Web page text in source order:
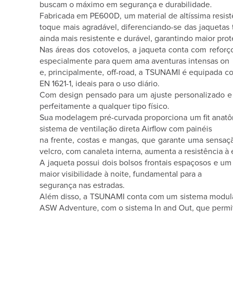
buscam o máximo em segurança e durabilidade.
Fabricada em PE600D, um material de altíssima
toque mais agradável, diferenciando-se das
ainda mais resistente e durável, garantindo maior
Nas áreas dos cotovelos, a jaqueta conta com
especialmente para quem ama aventuras intensas on
e, principalmente, off-road, a TSUNAMI é equipada
EN 1621-1, ideais para o uso diário.
Com design pensado para um ajuste personalizado
perfeitamente a qualquer tipo físico.
Sua modelagem pré-curvada proporciona um fit
sistema de ventilação direta Airflow com painéis
na frente, costas e mangas, que garante uma
velcro, com canaleta interna, aumenta a resistência à
A jaqueta possui dois bolsos frontais espaçosos e
maior visibilidade à noite, fundamental para a
segurança nas estradas.
Além disso, a TSUNAMI conta com um sistema
ASW Adventure, com o sistema In and Out, que